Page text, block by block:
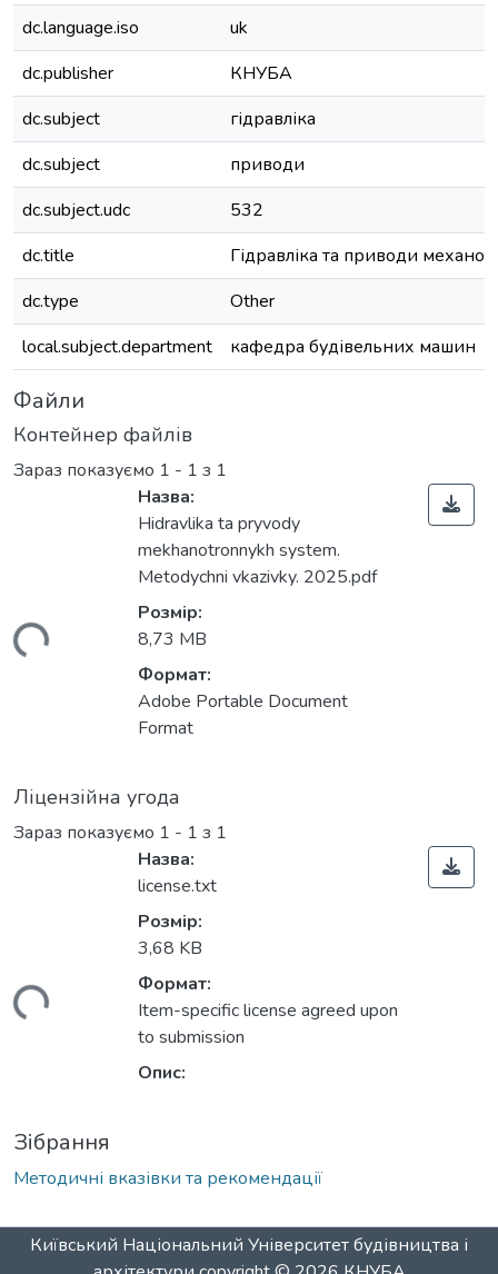
dc.language.iso
uk
dc.publisher
КНУБА
dc.subject
гідравліка
dc.subject
приводи
dc.subject.udc
532
dc.title
Гідравліка та приводи
dc.type
Other
local.subject.department
кафедра будівельних машин
Файли
Контейнер файлів
Зараз показуємо 1 - 1 з 1
Назва:
Hidravlika ta pryvody
mekhanotronnykh system.
Metodychni vkazivky. 2025.pdf
Розмір:
8,73 MB
Формат:
Adobe Portable Document
Format
Ліцензійна угода
Зараз показуємо 1 - 1 з 1
Назва:
license.txt
Розмір:
3,68 KB
Формат:
Item-specific license agreed upon
to submission
Опис:
Зібрання
Методичні вказівки та рекомендації
Київський Національний Університет будівництва і